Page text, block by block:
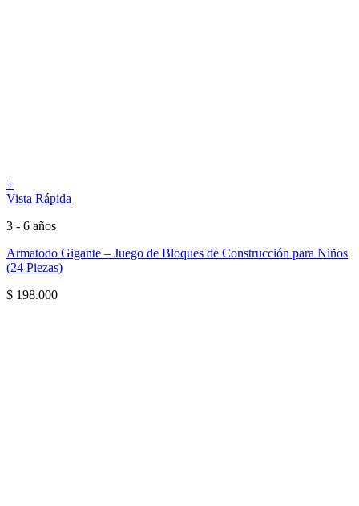
+
Vista Rápida
3 - 6 años
Armatodo Gigante – Juego de Bloques de Construcción para Niños
(24 Piezas)
$ 198.000